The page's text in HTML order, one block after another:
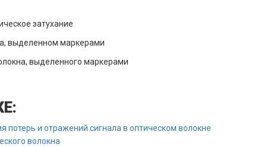
затухание
выделенном маркерами
выделенного маркерами
потерь и отражений сигнала в оптическом волокне
волокна